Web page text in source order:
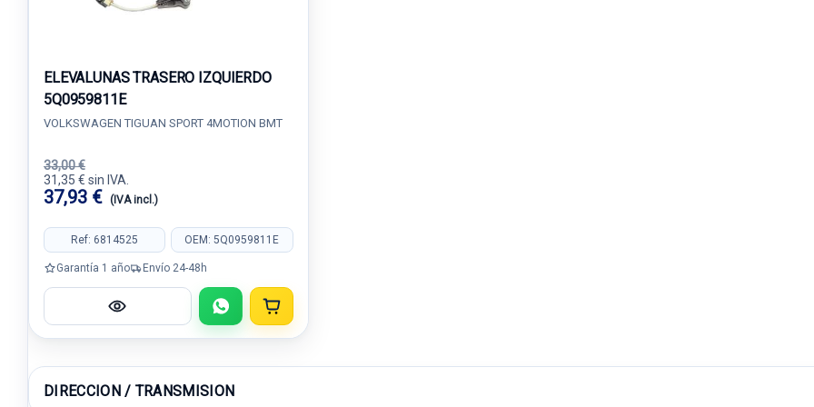
ELEVALUNAS TRASERO IZQUIERDO
5Q0959811E
VOLKSWAGEN TIGUAN SPORT 4MOTION BMT
33,00 €
31,35 € sin IVA.
37,93 € (IVA incl.)
Ref: 6814525 OEM: 5Q0959811E
Garantía 1 año Envío 24-48h
DIRECCION / TRANSMISION